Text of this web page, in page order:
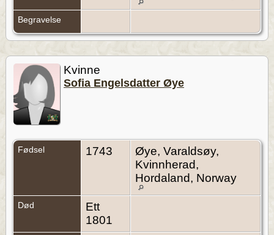
Begravelse
Kvinne
Sofia Engelsdatter Øye
Fødsel 1743
Øye, Varaldsøy,
Kvinnherad,
Hordaland, Norway
Død
Ett
1801